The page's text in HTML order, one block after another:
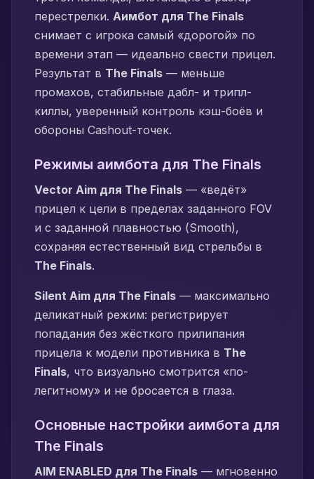
перестрелки. Аимбот для The Finals
снимает с игрока самый «дорогой» по
времени этап — идеально свести прицел.
Результат в The Finals — меньше
промахов, стабильные дабл- и трипл-
киллы, уверенный контроль кэш-боёв и
обороны Cashout-точек.
Режимы аимбота для The Finals
Vector Aim для The Finals — «ведёт»
прицел к цели в пределах заданного FOV
и с заданной плавностью (Smooth),
сохраняя естественный вид стрельбы в
The Finals.
Silent Aim для The Finals — максимально
деликатный режим: регистрирует
попадания без жёсткого прилипания
прицела к модели противника в The
Finals, что визуально смотрится «по-
легитному» и не бросается в глаза.
Основные настройки аимбота для
The Finals
AIM ENABLED для The Finals — мгновенно